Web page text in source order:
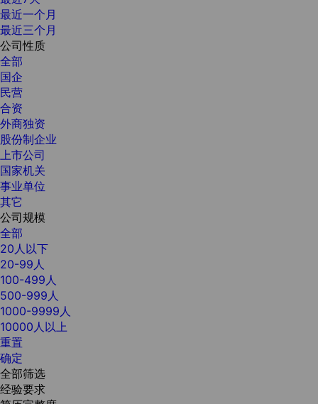
最近一个月
最近三个月
公司性质
全部
国企
民营
合资
外商独资
股份制企业
上市公司
国家机关
事业单位
其它
公司规模
全部
20人以下
20-99人
100-499人
500-999人
1000-9999人
10000人以上
重置
确定
全部筛选
经验要求